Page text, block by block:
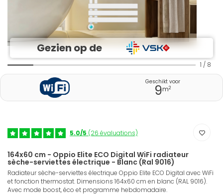
Gezien op de
1 / 8
Geschikt voor
9m2
5.0/5 (26 évaluations)
164x60 cm - Oppio Elite ECO Digital WiFi radiateur
sèche-serviettes électrique - Blanc (Ral 9016)
Radiateur sèche-serviettes électrique Oppio Elite ECO Digital avec WiFi
et fonction thermostat. Dimensions 164x60 cm en blanc (RAL 9016).
Avec mode boost, éco et programme hebdomadaire.